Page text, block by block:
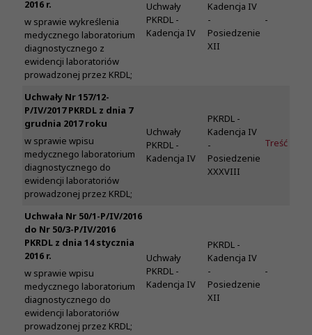
2016 r.
w sprawie wykreślenia
medycznego laboratorium
diagnostycznego z
ewidencji laboratoriów
prowadzonej przez KRDL;
Uchwały
PKRDL -
Kadencja IV
Kadencja IV
-
Posiedzenie
XII
-
Uchwały Nr 157/12-
P/IV/2017 PKRDL z dnia 7
grudnia 2017 roku
w sprawie wpisu
medycznego laboratorium
diagnostycznego do
ewidencji laboratoriów
prowadzonej przez KRDL;
Uchwały
PKRDL -
Kadencja IV
PKRDL -
Kadencja IV
-
Posiedzenie
XXXVIII
Treść
Uchwała Nr 50/1-P/IV/2016
do Nr 50/3-P/IV/2016
PKRDL z dnia 14 stycznia
2016 r.
w sprawie wpisu
medycznego laboratorium
diagnostycznego do
ewidencji laboratoriów
prowadzonej przez KRDL;
Uchwały
PKRDL -
Kadencja IV
PKRDL -
Kadencja IV
-
Posiedzenie
XII
-